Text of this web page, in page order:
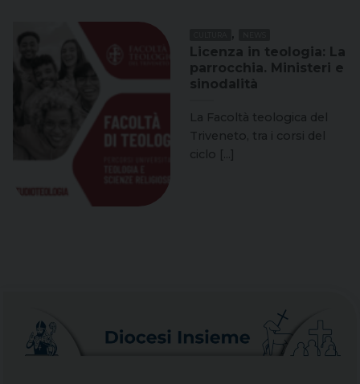
,
Licenza in teologia: La
parrocchia. Ministeri e
sinodalità
La Facoltà teologica del
Triveneto, tra i corsi del
ciclo [...]